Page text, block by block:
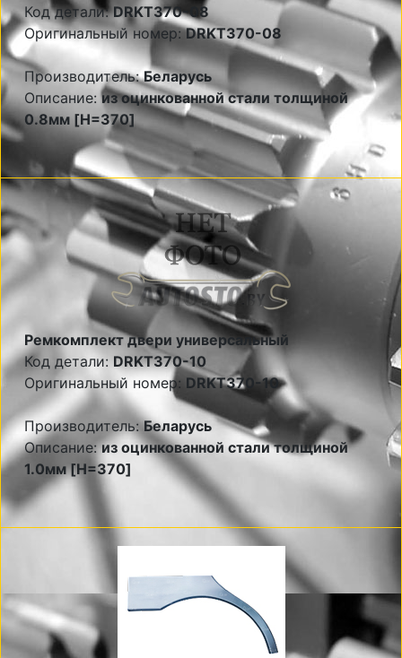
Код детали:DRKT370-08
Оригинальный номер:DRKT370-08
Производитель:Беларусь
Описание:из оцинкованной стали толщиной
0.8мм [H=370]
Ремкомплект двери универсальный
Код детали: DRKT370-10
Оригинальный номер: DRKT370-10
Производитель:Беларусь
Описание:из оцинкованной стали толщиной
1.0мм [H=370]